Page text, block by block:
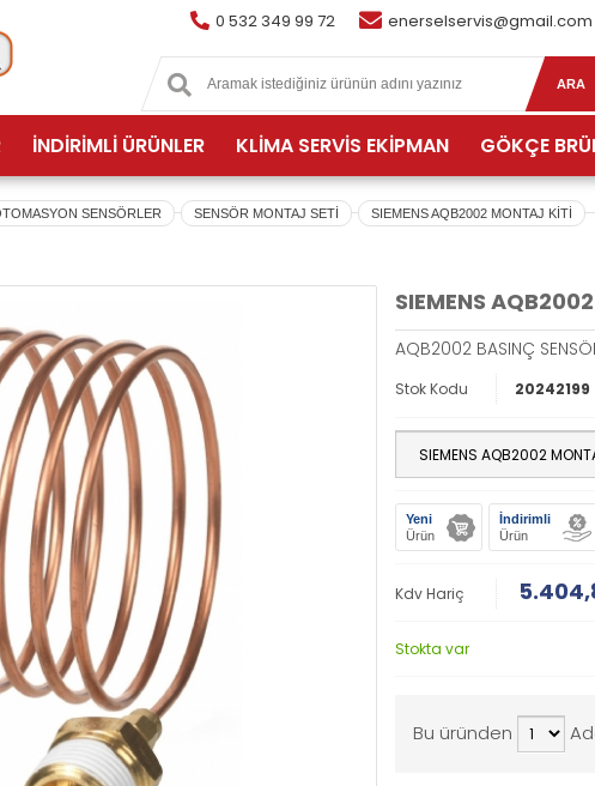
0 532 349 99 72 enerselservis@gmail.com
ARA
İNDİRİMLİ ÜRÜNLER KLİMA SERVİS EKİPMAN GÖKÇE
SENSÖRLER SENSÖR MONTAJ SETİ SIEMENS AQB2002 MONTAJ KİTİ
SIEMENS
AQB2002 BASINÇ
Stok Kodu 20242199
Yeni
Ürün
İndirimli
Ürün
Kdv Hariç
Stokta var
Bu üründen